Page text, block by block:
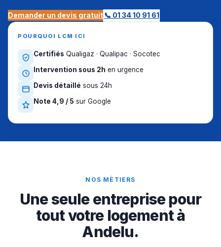
Demander un devis gratuit📞 01 34 10 91 61
POURQUOI LCM ICI
Certifiés Qualigaz · Qualipac · Socotec
Intervention sous 2h en urgence
Devis détaillé sous 24h
Note 4,9 / 5 sur Google
NOS MÉTIERS
Une seule entreprise pour
tout votre logement à
Andelu.